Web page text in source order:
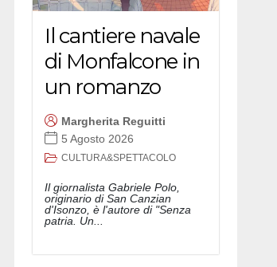
Il cantiere navale
di Monfalcone in
un romanzo
Margherita Reguitti
5 Agosto 2026
CULTURA&SPETTACOLO
Il giornalista Gabriele Polo,
originario di San Canzian
d'Isonzo, è l'autore di "Senza
patria. Un...